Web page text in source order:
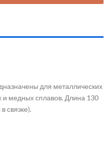
для металлических
и медных сплавов. Длина 130
связке).